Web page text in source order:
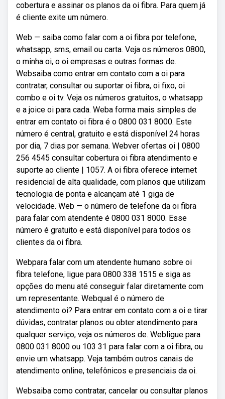
cobertura e assinar os planos da oi fibra. Para quem já
é cliente exite um número.
Web — saiba como falar com a oi fibra por telefone,
whatsapp, sms, email ou carta. Veja os números 0800,
o minha oi, o oi empresas e outras formas de.
Websaiba como entrar em contato com a oi para
contratar, consultar ou suportar oi fibra, oi fixo, oi
combo e oi tv. Veja os números gratuitos, o whatsapp
e a joice oi para cada. Weba forma mais simples de
entrar em contato oi fibra é o 0800 031 8000. Este
número é central, gratuito e está disponível 24 horas
por dia, 7 dias por semana. Webver ofertas oi | 0800
256 4545 consultar cobertura oi fibra atendimento e
suporte ao cliente | 1057. A oi fibra oferece internet
residencial de alta qualidade, com planos que utilizam
tecnologia de ponta e alcançam até 1 giga de
velocidade. Web — o número de telefone da oi fibra
para falar com atendente é 0800 031 8000. Esse
número é gratuito e está disponível para todos os
clientes da oi fibra.
Webpara falar com um atendente humano sobre oi
fibra telefone, ligue para 0800 338 1515 e siga as
opções do menu até conseguir falar diretamente com
um representante. Webqual é o número de
atendimento oi? Para entrar em contato com a oi e tirar
dúvidas, contratar planos ou obter atendimento para
qualquer serviço, veja os números de. Webligue para
0800 031 8000 ou 103 31 para falar com a oi fibra, ou
envie um whatsapp. Veja também outros canais de
atendimento online, telefônicos e presenciais da oi.
Websaiba como contratar, cancelar ou consultar planos